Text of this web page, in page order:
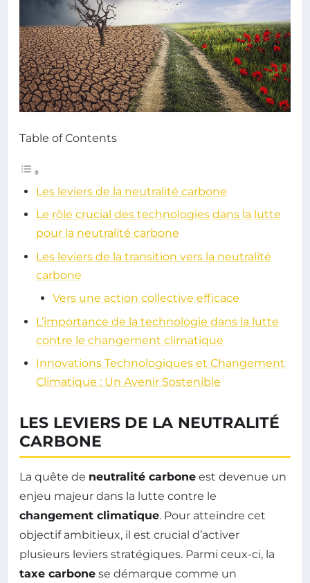
Table of Contents
Les leviers de la neutralité carbone
Le rôle crucial des technologies dans la lutte
pour la neutralité carbone
Les leviers de la transition vers la neutralité
carbone
Vers une action collective efficace
L’importance de la technologie dans la lutte
contre le changement climatique
Innovations Technologiques et Changement
Climatique : Un Avenir Sostenible
LES LEVIERS DE LA NEUTRALITÉ
CARBONE
La quête de neutralité carbone est devenue un
enjeu majeur dans la lutte contre le
changement climatique. Pour atteindre cet
objectif ambitieux, il est crucial d’activer
plusieurs leviers stratégiques. Parmi ceux-ci, la
taxe carbone se démarque comme un